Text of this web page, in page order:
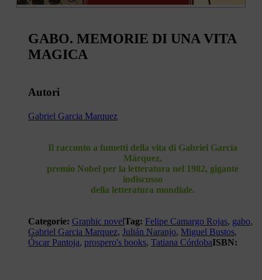
GABO. MEMORIE DI UNA VITA
MAGICA
Autori
Gabriel Garcia Marquez
Il racconto a fumetti della vita di Gabriel García
Márquez,
premio Nobel per la letteratura nel 1982, gigante
indiscusso
della letteratura mondiale.
Categorie: Graphic novelTag: Felipe Camargo Rojas, gabo,
Gabriel Garcia Marquez, Julián Naranjo, Miguel Bustos,
Óscar Pantoja, prospero's books, Tatiana CórdobaISBN: